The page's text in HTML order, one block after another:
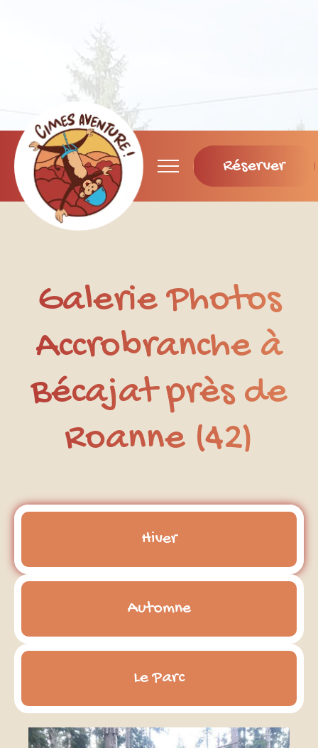
Réserver
Galerie Photos
Accrobranche à
Bécajat près de
Roanne (42)
Hiver
Automne
Le Parc